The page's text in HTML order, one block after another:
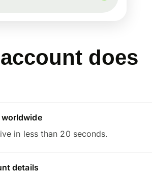
does
worldwide
in less than 20 seconds.
details